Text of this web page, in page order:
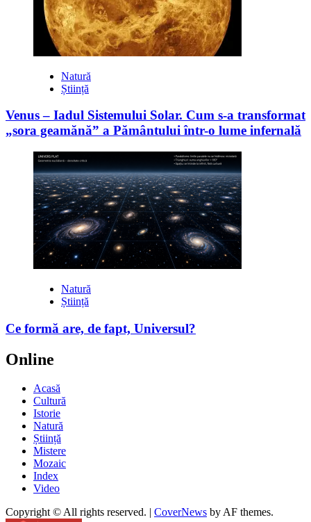
Natură
Știință
Venus – Iadul Sistemului Solar. Cum s-a transformat
„sora geamănă” a Pământului într-o lume infernală
Natură
Știință
Ce formă are, de fapt, Universul?
Online
Acasă
Cultură
Istorie
Natură
Știință
Mistere
Mozaic
Index
Video
Copyright © All rights reserved.
CoverNews by AF themes.